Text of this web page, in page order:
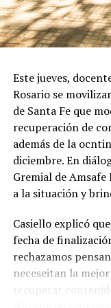
Este jueves,
Rosario se
de Santa Fe que
recuperación de
además de la
diciembre. En
Gremial de Amsafe
a la situación y
Casiello explicó
fecha de
rechazamos
neceseitan la
recuperar